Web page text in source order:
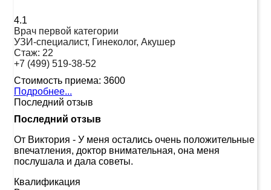
4.1
Врач первой категории
УЗИ-специалист, Гинеколог, Акушер
Стаж: 22
+7 (499) 519-38-52
Стоимость приема: 3600
Подробнее...
Последний отзыв
Последний отзыв
От Виктория - У меня остались очень положительные
впечатления, доктор внимательная, она меня
послушала и дала советы.
Квалификация